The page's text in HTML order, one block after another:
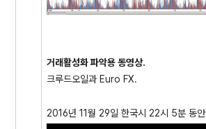
거래활성화 파악용 동영상.
크루드오일과 Euro FX.
2016년 11월 29일 한국시 22시 5분 동안